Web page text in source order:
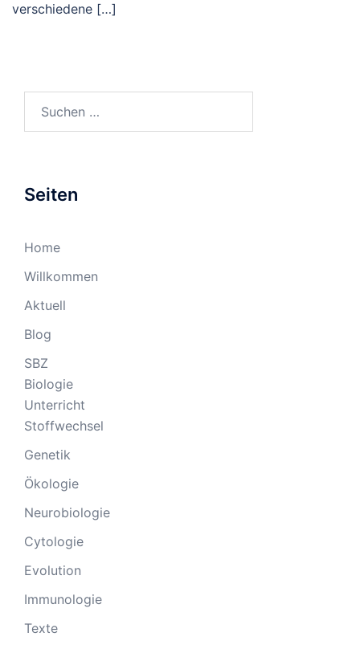
verschiedene […]
Seiten
Home
Willkommen
Aktuell
Blog
SBZ
Biologie
Unterricht
Stoffwechsel
Genetik
Ökologie
Neurobiologie
Cytologie
Evolution
Immunologie
Texte